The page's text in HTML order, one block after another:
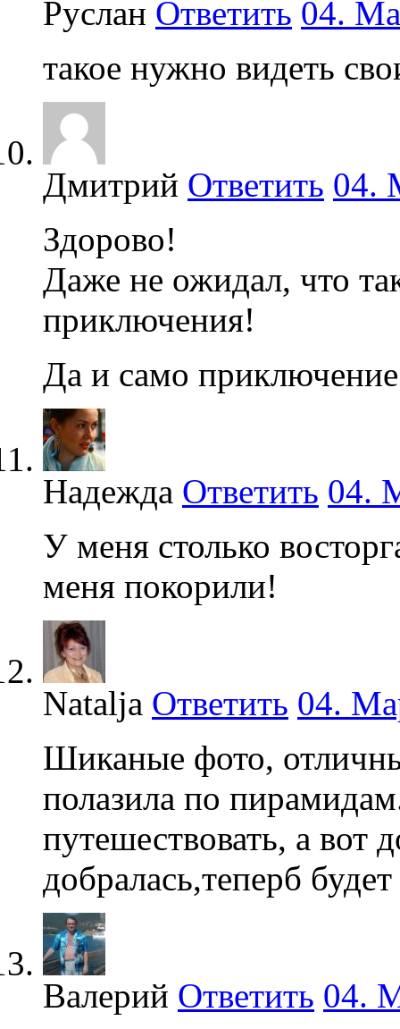
Руслан Ответить 04.
такое нужно видеть
Дмитрий Ответить 04.
Здорово!
Даже не ожидал, что
приключения!
Да и само
Надежда Ответить 04.
У меня столько
меня покорили!
Natalja Ответить 04.
Шиканые фото,
полазила по
путешествовать, а вот
добралась,теперб
Валерий Ответить 04.